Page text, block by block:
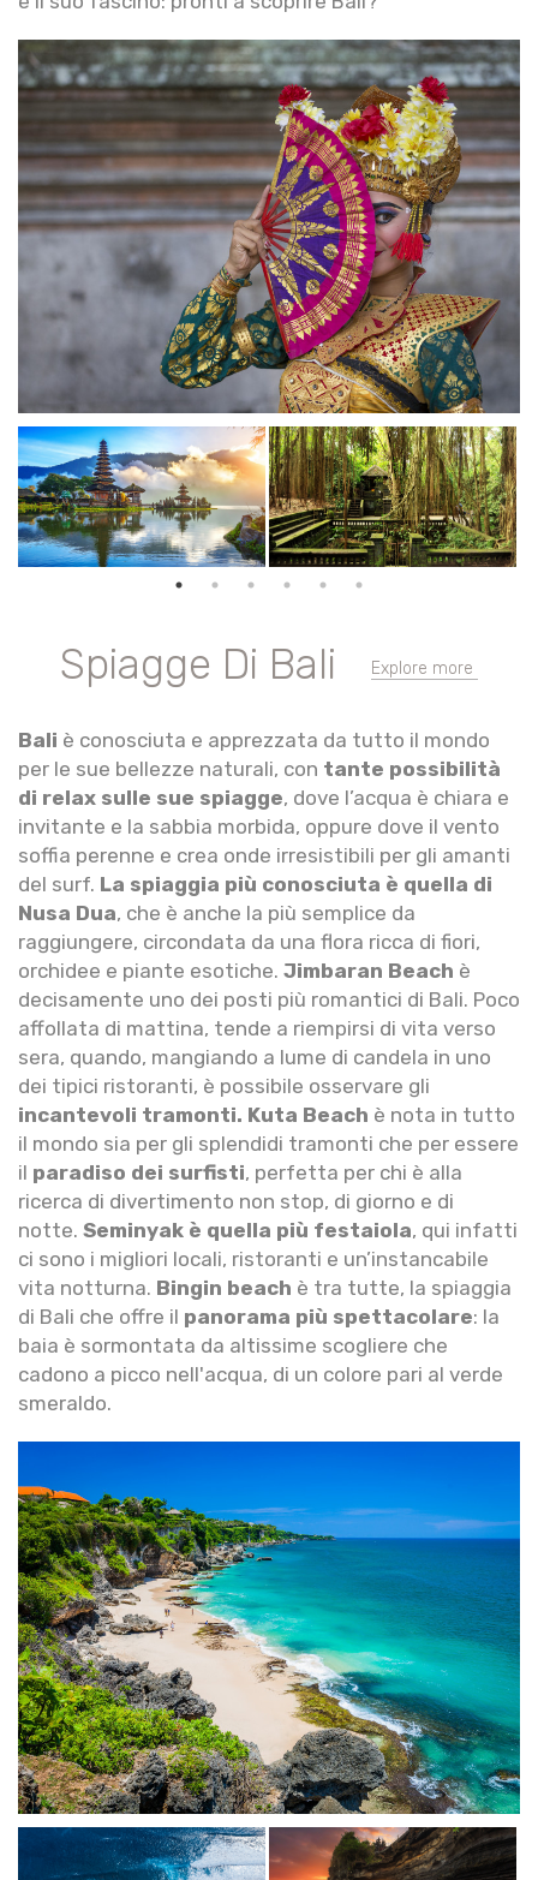
Spiagge Di Bali Explore more
Bali è conosciuta e apprezzata da tutto il mondo
per le sue bellezze naturali, con tante possibilità
di relax sulle sue spiagge, dove l’acqua è chiara e
invitante e la sabbia morbida, oppure dove il vento
soffia perenne e crea onde irresistibili per gli amanti
del surf. La spiaggia più conosciuta è quella di
Nusa Dua, che è anche la più semplice da
raggiungere, circondata da una flora ricca di fiori,
orchidee e piante esotiche. Jimbaran Beach è
decisamente uno dei posti più romantici di Bali. Poco
affollata di mattina, tende a riempirsi di vita verso
sera, quando, mangiando a lume di candela in uno
dei tipici ristoranti, è possibile osservare gli
incantevoli tramonti. Kuta Beach è nota in tutto
il mondo sia per gli splendidi tramonti che per essere
il paradiso dei surfisti, perfetta per chi è alla
ricerca di divertimento non stop, di giorno e di
notte. Seminyak è quella più festaiola, qui infatti
ci sono i migliori locali, ristoranti e un’instancabile
vita notturna. Bingin beach è tra tutte, la spiaggia
di Bali che offre il panorama più spettacolare: la
baia è sormontata da altissime scogliere che
cadono a picco nell'acqua, di un colore pari al verde
smeraldo.